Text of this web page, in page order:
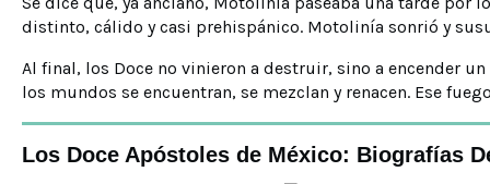
distinto, cálido y casi prehispánico. Motolinía sonrió y
Al final, los Doce no vinieron a destruir, sino a encender
los mundos se encuentran, se mezclan y renacen. Ese
Los Doce Apóstoles de México: Biografías